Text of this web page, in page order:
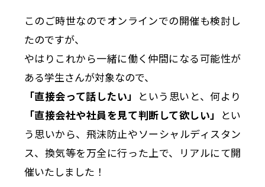
このご時世なのでオンラインでの開催も検討し
たのですが、
やはりこれから一緒に働く仲間になる可能性が
ある学生さんが対象なので、
「直接会って話したい」 という思いと、何より
「直接会社や社員を見て判断して欲しい」 とい
う思いから、飛沫防止やソーシャルディスタン
ス、換気等を万全に行った上で、リアルにて開
催いたしました！